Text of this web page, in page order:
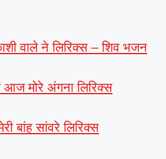
वाले ने लिरिक्स – शिव भजन
आज मोरे अंगना लिरिक्स
बांह सांवरे लिरिक्स